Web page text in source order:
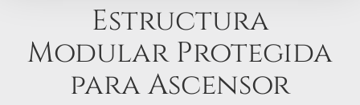
Estructura
Modular Protegida
para Ascensor